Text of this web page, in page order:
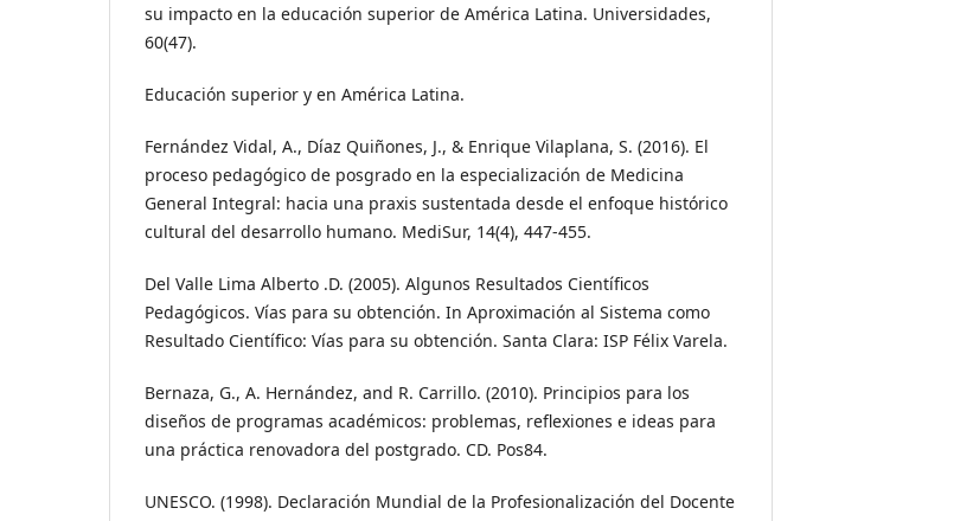
su impacto en la educación superior de América Latina. Universidades,
60(47).
Educación superior y en América Latina.
Fernández Vidal, A., Díaz Quiñones, J., & Enrique Vilaplana, S. (2016). El
proceso pedagógico de posgrado en la especialización de Medicina
General Integral: hacia una praxis sustentada desde el enfoque histórico
cultural del desarrollo humano. MediSur, 14(4), 447-455.
Del Valle Lima Alberto .D. (2005). Algunos Resultados Científicos
Pedagógicos. Vías para su obtención. In Aproximación al Sistema como
Resultado Científico: Vías para su obtención. Santa Clara: ISP Félix Varela.
Bernaza, G., A. Hernández, and R. Carrillo. (2010). Principios para los
diseños de programas académicos: problemas, reflexiones e ideas para
una práctica renovadora del postgrado. CD. Pos84.
UNESCO. (1998). Declaración Mundial de la Profesionalización del Docente